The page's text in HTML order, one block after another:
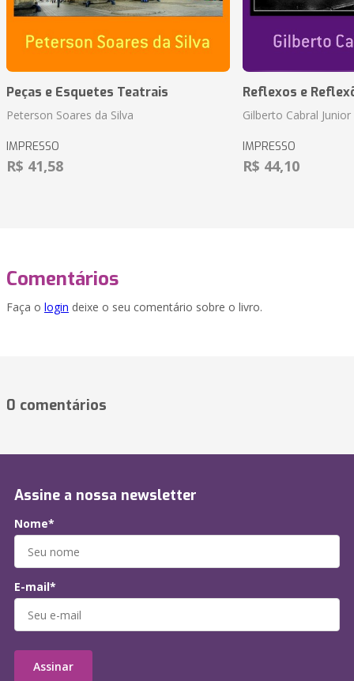
Peças e Esquetes Teatrais
Peterson Soares da Silva
IMPRESSO
R$ 41,58
Reflexos e
Gilberto Cabral Junior
IMPRESSO
R$ 44,10
Comentários
Faça o login deixe o seu comentário sobre o livro.
0 comentários
Assine a nossa newsletter
Nome*
E-mail*
Assinar